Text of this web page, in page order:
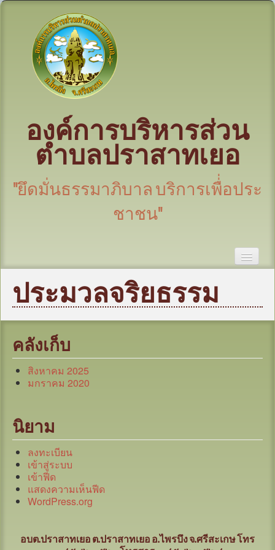
องค์การบริหารส่วน
ตำบลปราสาทเยอ
"ยึดมั่นธรรมาภิบาล บริการเพื่่อประ
ชาชน"
บุคลากร
ข้อมูลหน่วยงาน
กฎหมาย/ระเบียบ/คู่มือ
ข่าวสาร อบต.
แผน
มาตรการป้องกันการทุจริต
หน่วยตรวจสอบภายใน
ศูนย์บริการร่วม (Oss)
แบบประเมินความพึงพอใจ
กระดานถาม-ตอบ
ประมวลจริยธรรม
คลังเก็บ
สิงหาคม 2025
มกราคม 2020
นิยาม
ลงทะเบียน
เข้าสู่ระบบ
เข้าฟีด
แสดงความเห็นฟีด
WordPress.org
อบต.ปราสาทเยอ ต.ปราสาทเยอ อ.ไพรบึง จ.ศรีสะเกษโทร